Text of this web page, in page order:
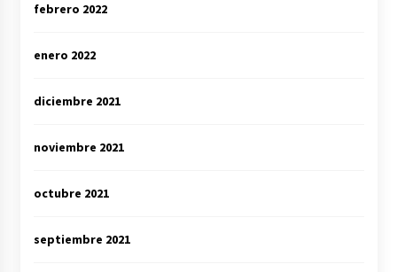
febrero 2022
enero 2022
diciembre 2021
noviembre 2021
octubre 2021
septiembre 2021